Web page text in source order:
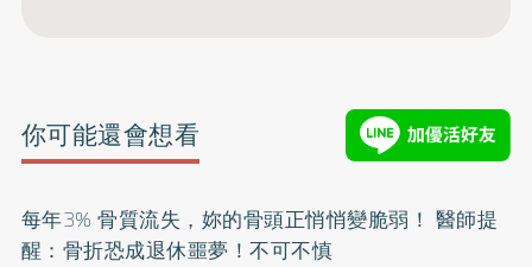
你可能還會想看
每年3% 骨質流失，妳的骨頭正悄悄變脆弱！ 醫師提
醒：骨折恐成退休噩夢！不可不慎